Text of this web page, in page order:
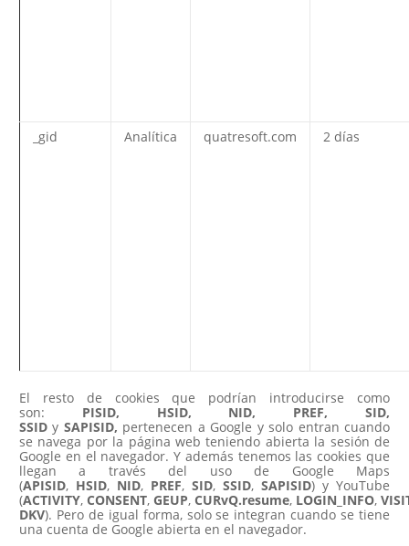
_gid Analítica quatresoft.com 2 días
El resto de cookies que podrían introducirse como
son: PISID, HSID, NID, PREF, SID,
SSIDy SAPISID, pertenecen a Google y solo entran cuando
se navega por la página web teniendo abierta la sesión de
Google en el navegador. Y además tenemos las cookies que
llegan a través del uso de Google Maps
(APISID, HSID, NID, PREF, SID, SSID, SAPISID) y YouTube
(ACTIVITY, CONSENT, GEUP, CURvQ.resume, LOGIN_INFO,
DKV). Pero de igual forma, solo se integran cuando se tiene
una cuenta de Google abierta en el navegador.